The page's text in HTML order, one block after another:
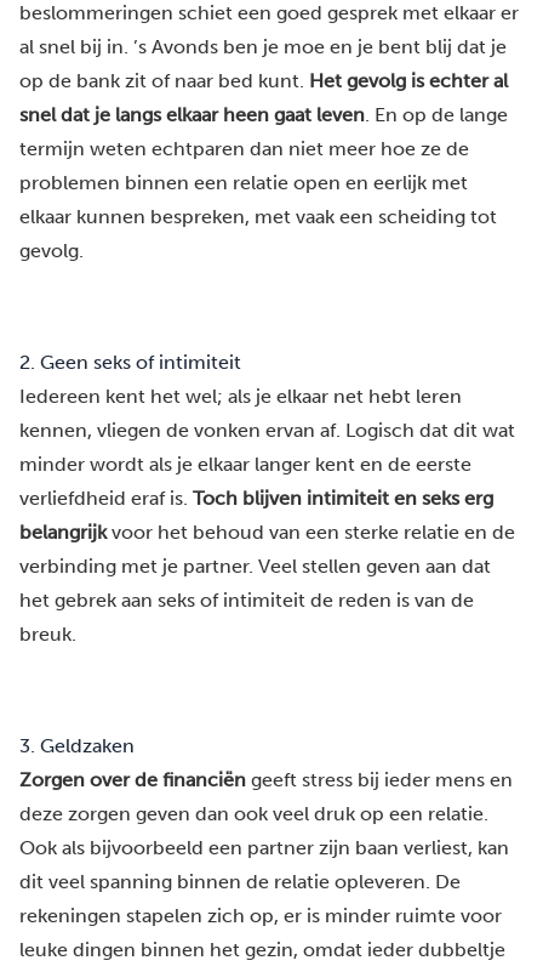
beslommeringen schiet een goed gesprek met elkaar er
al snel bij in. ’s Avonds ben je moe en je bent blij dat je
op de bank zit of naar bed kunt. Het gevolg is echter al
snel dat je langs elkaar heen gaat leven. En op de lange
termijn weten echtparen dan niet meer hoe ze de
problemen binnen een relatie open en eerlijk met
elkaar kunnen bespreken, met vaak een scheiding tot
gevolg.
2. Geen seks of intimiteit
Iedereen kent het wel; als je elkaar net hebt leren
kennen, vliegen de vonken ervan af. Logisch dat dit wat
minder wordt als je elkaar langer kent en de eerste
verliefdheid eraf is. Toch blijven intimiteit en seks erg
belangrijkvoor het behoud van een sterke relatie en de
verbinding met je partner. Veel stellen geven aan dat
het gebrek aan seks of intimiteit de reden is van de
breuk.
3. Geldzaken
Zorgen over de financiën geeft stress bij ieder mens en
deze zorgen geven dan ook veel druk op een relatie.
Ook als bijvoorbeeld een partner zijn baan verliest, kan
dit veel spanning binnen de relatie opleveren. De
rekeningen stapelen zich op, er is minder ruimte voor
leuke dingen binnen het gezin, omdat ieder dubbeltje